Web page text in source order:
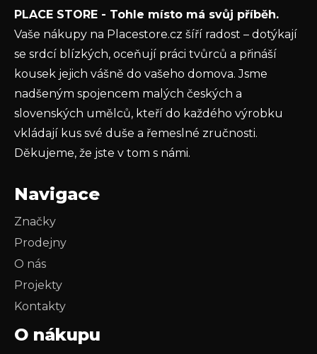
ochrany osobních údajů
PŘIHLÁSIT SE
PLACE STORE - Tohle místo má svůj příběh.
Vaše nákupy na Placestore.cz šíří radost – dotýkají
se srdcí blízkých, oceňují práci tvůrců a přináší
kousek jejich vášně do vašeho domova. Jsme
nadšeným spojencem malých českých a
slovenských umělců, kteří do každého výrobku
vkládají kus své duše a řemeslné zručnosti.
Děkujeme, že jste v tom s námi.
Navigace
Značky
Prodejny
O nás
Projekty
Kontakty
O nákupu